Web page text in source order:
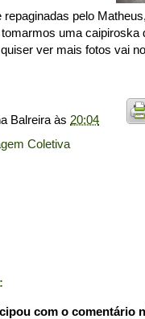
repaginadas pelo
uma caipiroska
ver mais fotos vai
Balreira às 20:04
Coletiva
com o comentário